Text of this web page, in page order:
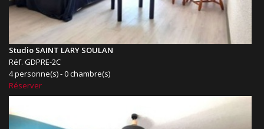
Studio SAINT LARY SOULAN
Réf. GDPRE-2C
4 personne(s) - 0 chambre(s)
Réserver